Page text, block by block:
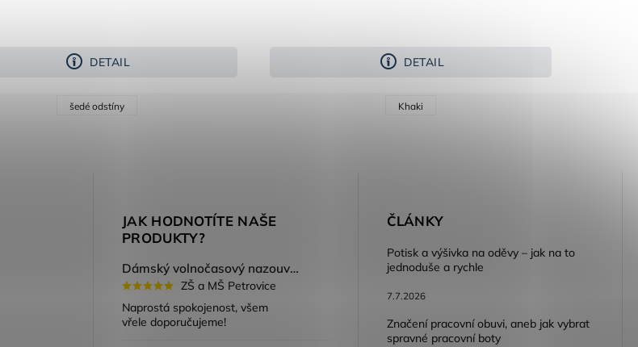
DETAIL
šedé odstíny
DETAIL
Khaki
JAK HODNOTÍTE NAŠE
PRODUKTY?
Dámský volnočasový nazouvák ARDON®JUNO - růžová
ZŠ a MŠ Petrovice
Naprostá spokojenost, všem
vřele doporučujeme!
ČLÁNKY
Potisk a výšivka na oděvy – jak na to
jednoduše a rychle
7.7.2026
Značení pracovní obuvi, aneb jak vybrat
spravné pracovní boty